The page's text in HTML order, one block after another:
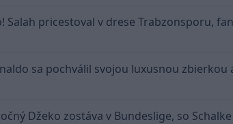
Salah pricestoval v drese Trabzonsporu,
sa pochválil svojou luxusnou zbierkou
Džeko zostáva v Bundeslige, so